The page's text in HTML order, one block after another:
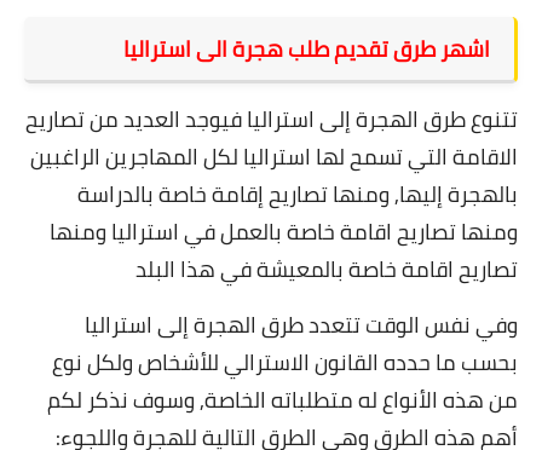
اشهر طرق تقديم طلب هجرة الى استراليا
تتنوع طرق الهجرة إلى استراليا فيوجد العديد من تصاريح
الاقامة التي تسمح لها استراليا لكل المهاجرين الراغبين
بالهجرة إليها, ومنها تصاريح إقامة خاصة بالدراسة
ومنها تصاريح اقامة خاصة بالعمل في استراليا ومنها
تصاريح اقامة خاصة بالمعيشة في هذا البلد
وفي نفس الوقت تتعدد طرق الهجرة إلى استراليا
بحسب ما حدده القانون الاسترالي للأشخاص ولكل نوع
من هذه الأنواع له متطلباته الخاصة, وسوف نذكر لكم
أهم هذه الطرق وهي الطرق التالية للهجرة واللجوء: